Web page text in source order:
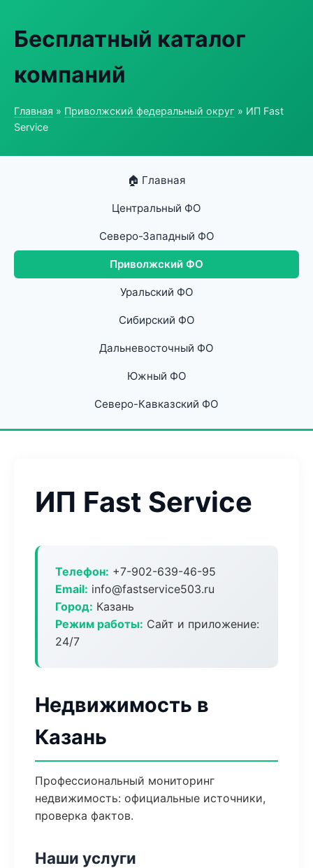
Бесплатный каталог
компаний
Главная » Приволжский федеральный округ » ИП Fast
Service
🏠 Главная
Центральный ФО
Северо-Западный ФО
Приволжский ФО
Уральский ФО
Сибирский ФО
Дальневосточный ФО
Южный ФО
Северо-Кавказский ФО
ИП Fast Service
Телефон: +7-902-639-46-95
Email: info@fastservice503.ru
Город: Казань
Режим работы: Сайт и приложение:
24/7
Недвижимость в
Казань
Профессиональный мониторинг
недвижимость: официальные источники,
проверка фактов.
Наши услуги